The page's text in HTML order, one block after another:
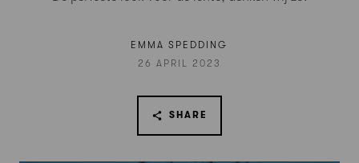
EMMA SPEDDING
26 APRIL 2023
SHARE